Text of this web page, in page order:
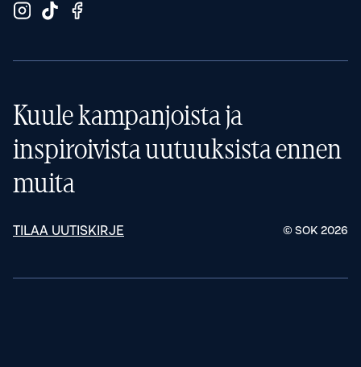
Kuule kampanjoista ja
inspiroivista uutuuksista ennen
muita
TILAA UUTISKIRJE © SOK 2026